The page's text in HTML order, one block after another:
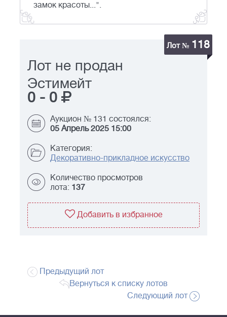
замок красоты...".
Лот № 118
Лот не продан
Эстимейт
0 - 0
Аукцион № 131 состоялся:
05 Апрель 2025 15:00
Категория:
Декоративно-прикладное искусство
Количество просмотров
лота: 137
Добавить в избранное
Предыдущий лот
Вернуться к списку лотов
Следующий лот